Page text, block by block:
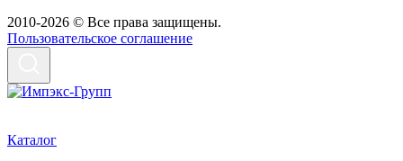
2010-2026 © Все права защищены.
Пользовательское соглашение
Каталог